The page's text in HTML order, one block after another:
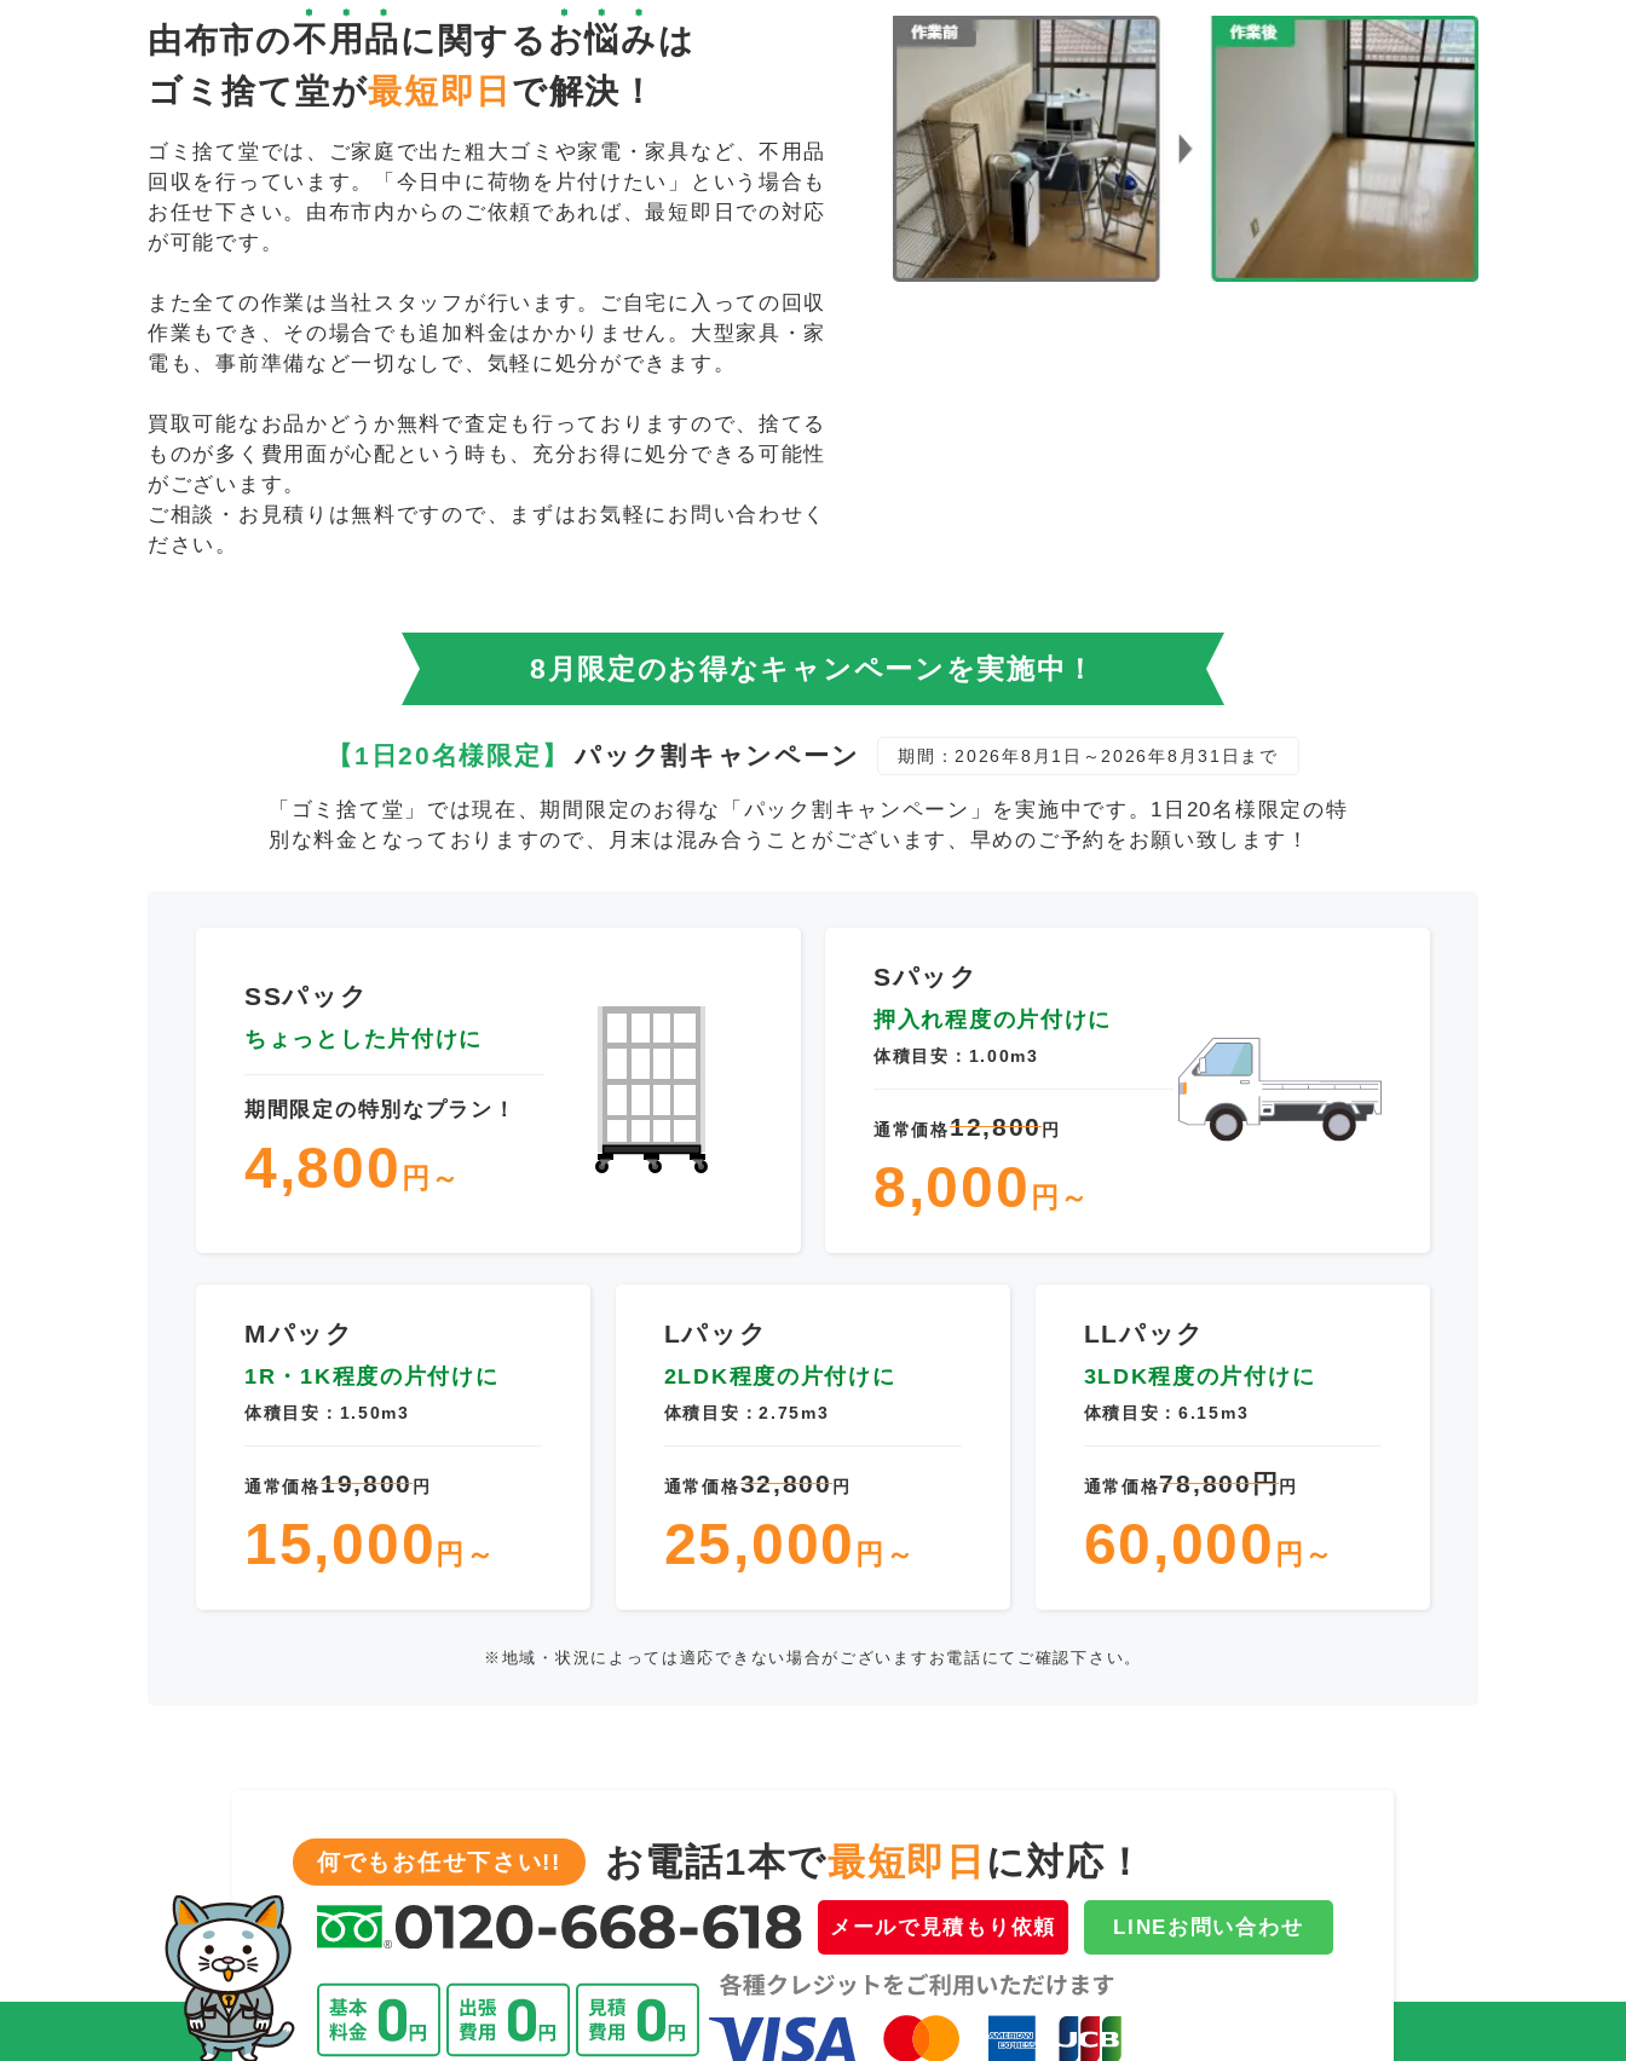
由布市の不用品に関する お悩みは
ゴミ捨て堂が最短即日 で解決！
ゴミ捨て堂では、ご家庭で出た粗大ゴミや家電・家具など、不用品
回収を行っています。「今日中に荷物を片付けたい」という場合も
お任せ下さい。由布市内からのご依頼であれば、最短即日での対応
が可能です。
また全ての作業は当社スタッフが行います。ご自宅に入っての回収
作業もでき、その場合でも追加料金はかかりません。大型家具・家
電も、事前準備など一切なしで、気軽に処分ができます。
買取可能なお品かどうか無料で査定も行っておりますので、捨てる
ものが多く費用面が心配という時も、充分お得に処分できる可能性
がございます。
ご相談・お見積りは無料ですので、まずはお気軽にお問い合わせく
ださい。
8月限定のお得なキャンペーンを実施中！
【1日20名様限定】 パック割キャンペーン 期間：2026年8月1日～2026年8月31日まで
「ゴミ捨て堂」では現在、期間限定のお得な「パック割キャンペーン」を実施中です。1日20名様限定の特
別な料金となっておりますので、月末は混み合うことがございます、早めのご予約をお願い致します！
SSパック
ちょっとした片付けに
期間限定の特別なプラン！
4,800 円～
Sパック
押入れ程度の片付けに
体積目安：1.00m3
通常価格12,800円
8,000 円～
Mパック
1R・1K程度の片付けに
体積目安：1.50m3
通常価格19,800円
15,000 円～
Lパック
2LDK程度の片付けに
体積目安：2.75m3
通常価格32,800円
25,000 円～
LLパック
3LDK程度の片付けに
体積目安：6.15m3
通常価格78,800円円
60,000 円～
※地域・状況によっては適応できない場合がございますお電話にてご確認下さい。
何でもお任せ下さい!! お電話1本で最短即日 に対応！
メールで見積もり依頼 LINEお問い合わせ